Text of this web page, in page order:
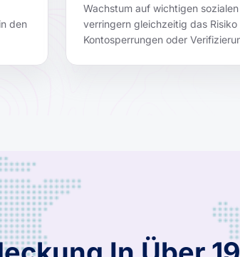
den
Wachstum auf wichtigen
verringern gleichzeitig das Risiko
Kontosperrungen oder